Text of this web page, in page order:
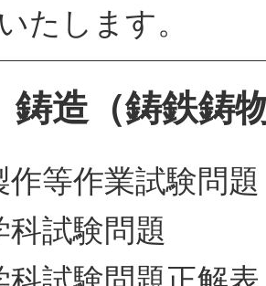
たします。
鋳造（鋳鉄鋳
作等作業試験問題
科試験問題